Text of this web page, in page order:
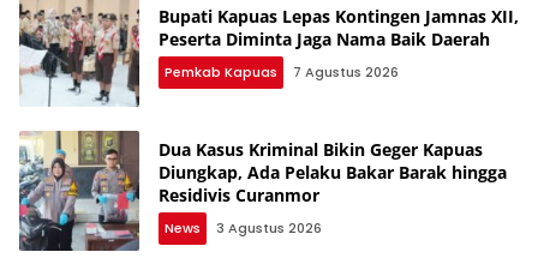
Bupati Kapuas Lepas Kontingen Jamnas XII,
Peserta Diminta Jaga Nama Baik Daerah
Pemkab Kapuas 7 Agustus 2026
Dua Kasus Kriminal Bikin Geger Kapuas
Diungkap, Ada Pelaku Bakar Barak hingga
Residivis Curanmor
News 3 Agustus 2026